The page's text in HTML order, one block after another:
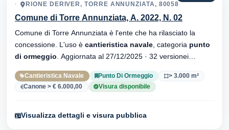
RIONE DERIVER, TORRE ANNUNZIATA, 80058
Comune di Torre Annunziata, A. 2022, N. 02
Comune di Torre Annunziata è l'ente che ha rilasciato la
concessione. L'uso è cantieristica navale , categoria punto
di ormeggio
Cantieristica Navale Punto Di Ormeggio
> 3.000 m²
Canone > € 6.000,00
Visura disponibile
Visualizza dettagli e visura pubblica